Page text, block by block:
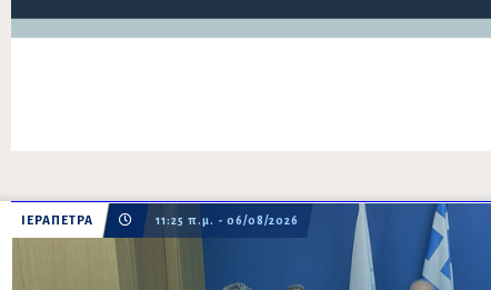
ΙΕΡΑΠΕΤΡΑ 11:25 π.μ. - 06/08/2026